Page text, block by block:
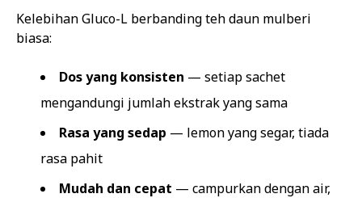
Kelebihan Gluco-L berbanding teh daun mulberi
biasa:
Dos yang konsisten — setiap sachet
mengandungi jumlah ekstrak yang sama
Rasa yang sedap — lemon yang segar, tiada
rasa pahit
Mudah dan cepat — campurkan dengan air,